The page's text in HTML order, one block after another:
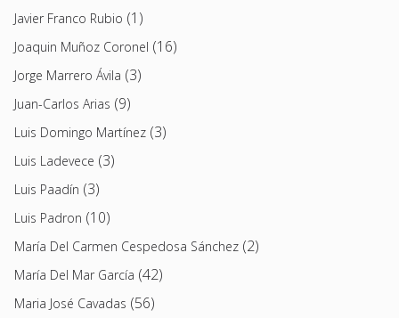
Javier Franco Rubio (1)
Joaquin Muñoz Coronel (16)
Jorge Marrero Ávila (3)
Juan-Carlos Arias (9)
Luis Domingo Martínez (3)
Luis Ladevece (3)
Luis Paadín (3)
Luis Padron (10)
María Del Carmen Cespedosa Sánchez (2)
María Del Mar García (42)
Maria José Cavadas (56)